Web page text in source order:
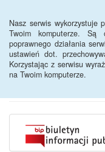
Nasz serwis wykorzystuje
Twoim komputerze. Są
poprawnego działania
ustawień dot.
Korzystając z serwisu
na Twoim komputerze.
BIP -